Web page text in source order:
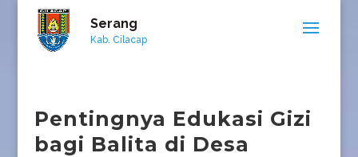
Serang
Kab. Cilacap
Pentingnya Edukasi Gizi
bagi Balita di Desa